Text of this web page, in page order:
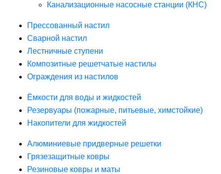
Канализационные насосные станции (КНС)
Прессованный настил
Сварной настил
Лестничные ступени
Композитные решетчатые настилы
Ограждения из настилов
Ёмкости для воды и жидкостей
Резервуары (пожарные, питьевые, химстойкие)
Накопители для жидкостей
Алюминиевые придверные решетки
Грязезащитные ковры
Резиновые ковры и маты